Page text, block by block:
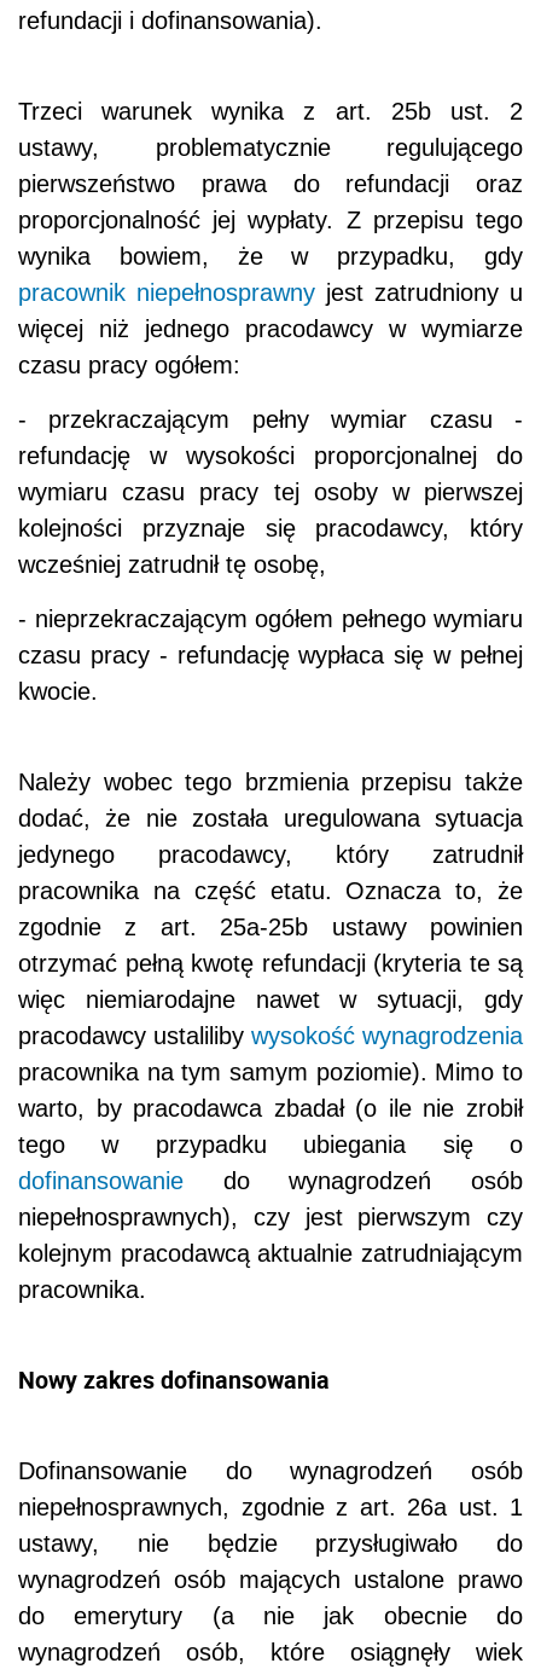
refundacji i dofinansowania).
Trzeci warunek wynika z art. 25b ust. 2
ustawy, problematycznie regulującego
pierwszeństwo prawa do refundacji oraz
proporcjonalność jej wypłaty. Z przepisu tego
wynika bowiem, że w przypadku, gdy
pracownik niepełnosprawny jest zatrudniony u
więcej niż jednego pracodawcy w wymiarze
czasu pracy ogółem:
- przekraczającym pełny wymiar czasu -
refundację w wysokości proporcjonalnej do
wymiaru czasu pracy tej osoby w pierwszej
kolejności przyznaje się pracodawcy, który
wcześniej zatrudnił tę osobę,
- nieprzekraczającym ogółem pełnego wymiaru
czasu pracy - refundację wypłaca się w pełnej
kwocie.
Należy wobec tego brzmienia przepisu także
dodać, że nie została uregulowana sytuacja
jedynego pracodawcy, który zatrudnił
pracownika na część etatu. Oznacza to, że
zgodnie z art. 25a-25b ustawy powinien
otrzymać pełną kwotę refundacji (kryteria te są
więc niemiarodajne nawet w sytuacji, gdy
pracodawcy ustaliliby wysokość wynagrodzenia
pracownika na tym samym poziomie). Mimo to
warto, by pracodawca zbadał (o ile nie zrobił
tego w przypadku ubiegania się o
dofinansowanie do wynagrodzeń osób
niepełnosprawnych), czy jest pierwszym czy
kolejnym pracodawcą aktualnie zatrudniającym
pracownika.
Nowy zakres dofinansowania
Dofinansowanie do wynagrodzeń osób
niepełnosprawnych, zgodnie z art. 26a ust. 1
ustawy, nie będzie przysługiwało do
wynagrodzeń osób mających ustalone prawo
do emerytury (a nie jak obecnie do
wynagrodzeń osób, które osiągnęły wiek